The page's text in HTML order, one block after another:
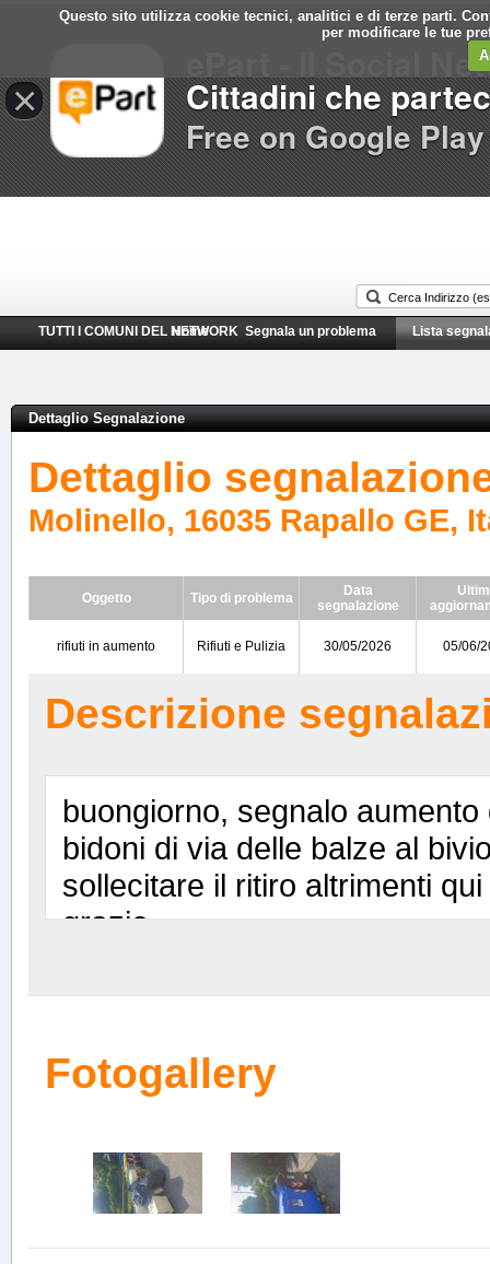
Questo sito utilizza cookie tecnici, analitici e di terze parti.
per modificare le tue
TUTTI I COMUNI DEL NETWORK
Home Segnala un problema Lista
Dettaglio Segnalazione
Dettaglio
Molinello, 16035 Rapallo GE,
Oggetto Tipo di problema
Data
segnalazione
rifiuti in aumento Rifiuti e Pulizia 30/05/2026 05/06/
Descrizione
buongiorno, segnalo
bidoni di via delle balze al
sollecitare il ritiro altrimenti
grazie
Fotogallery
×
ePart - Il Social
Cittadini che
Free on Google Play